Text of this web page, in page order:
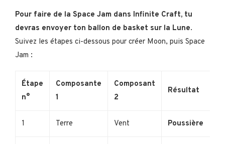
Pour faire de la Space Jam dans Infinite Craft, tu
devras envoyer ton ballon de basket sur la Lune.
Suivez les étapes ci-dessous pour créer Moon, puis Space
Jam :
Étape
n°
Composante
1
Composant
2
Résultat
1 Terre Vent Poussière